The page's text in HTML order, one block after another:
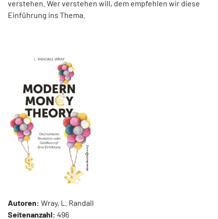
verstehen. Wer verstehen will, dem empfehlen wir diese
Einführung ins Thema.
Autoren: Wray, L. Randall
Seitenanzahl: 496